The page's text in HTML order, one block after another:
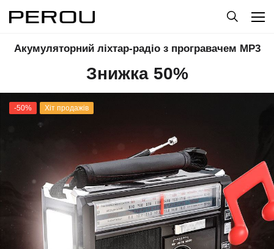
Акумуляторний ліхтар-радіо з програвачем MP3
Знижка 50%
-50% Хіт продажів